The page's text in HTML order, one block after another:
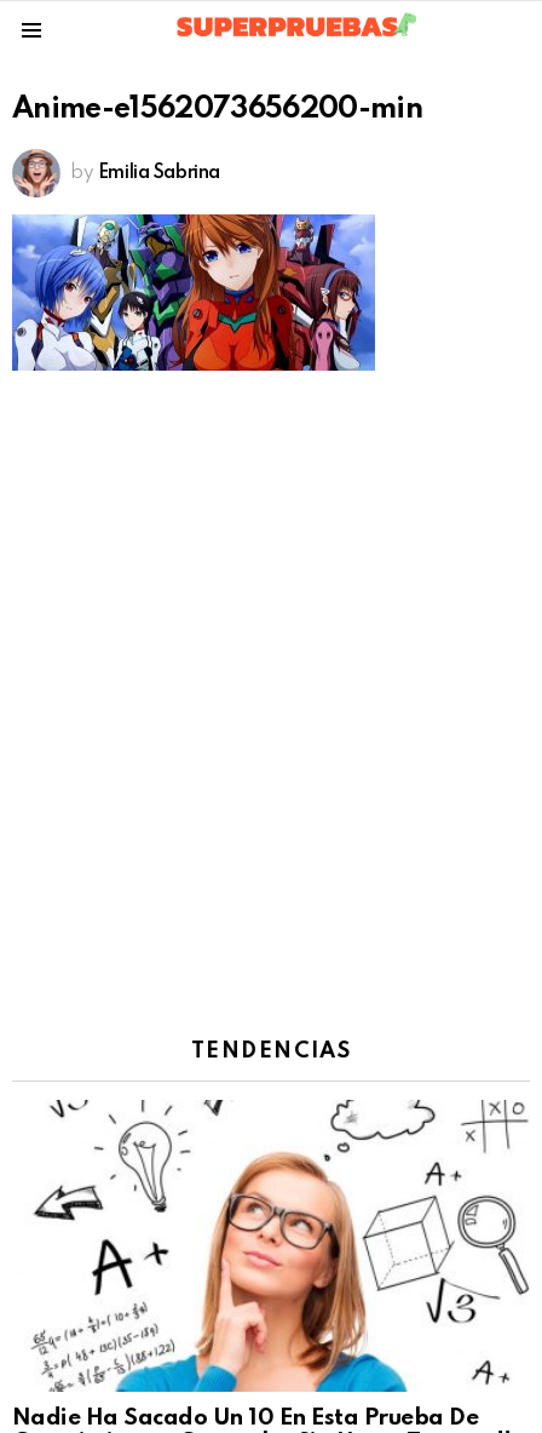
Anime-e1562073656200-min
by Emilia Sabrina
TENDENCIAS
Nadie Ha Sacado Un 10 En Esta Prueba De